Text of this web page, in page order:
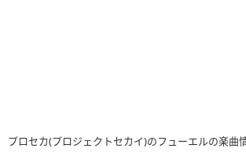
プロセカ(プロジェクトセカイ)のフューエルの楽曲